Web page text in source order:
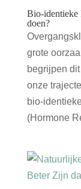
Bio-identieke
doen?
grote
begrijpen
onze
bio-
(Hormone